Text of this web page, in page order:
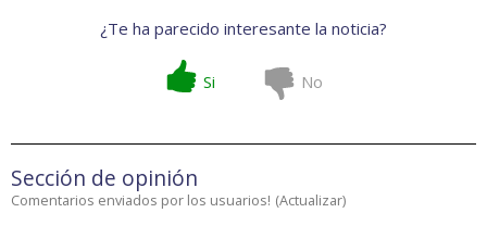
¿Te ha parecido interesante la noticia?
Si No
Sección de opinión
Comentarios enviados por los usuarios! (Actualizar)